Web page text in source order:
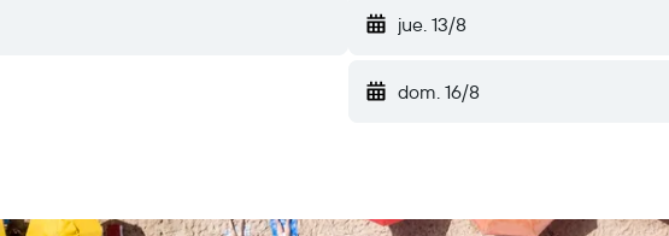
jue. 13/8
dom. 16/8